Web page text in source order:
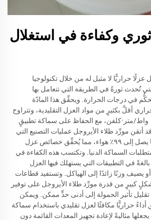
وكفاءة في استغلال
عزلًا حراريًّا لا مثيل له من خلال تكنولوجيا
تُحدث ثورةً في الطريقة التي تتعامل بها
في درجات الحرارة. ويحقِّق هذا المادّة
أقلَّ بكثيرٍ من مواد العزل التقليدية، وتتراوح
عادةً بين ٠٫٠١٣ و٠٫٠٢٠ واط/متر·كلفن، مع الحفاظ على سماكة تطبيقٍ
مورِّد طلاء الأيروجل عمليات التصنيع التي
تُنتج موادًا تحتوي على ما يصل إلى ٩٩٪ هواء، مما يُحقِّق خصائص عزل
السماكة الدنيا. وتكتسب هذه الكفاءة في
في التطبيقات التي يستهلك فيها العزل
يضيف وزنًا زائدًا إلى الهياكل. وتستفيد قطاعات
كبيرٍ من قدرة مورِّد طلاء الأيروجل على توفير
تأثير الحمولة إلى أدنى حدٍّ ممكن. ويمكن
حراريًّا مكافئًا لعزل تقليدي باستخدام سماكة
بنسبة ٨٠٪، ما يجعلها مثاليةً لإعادة تجهيز المعدات القائمة دون